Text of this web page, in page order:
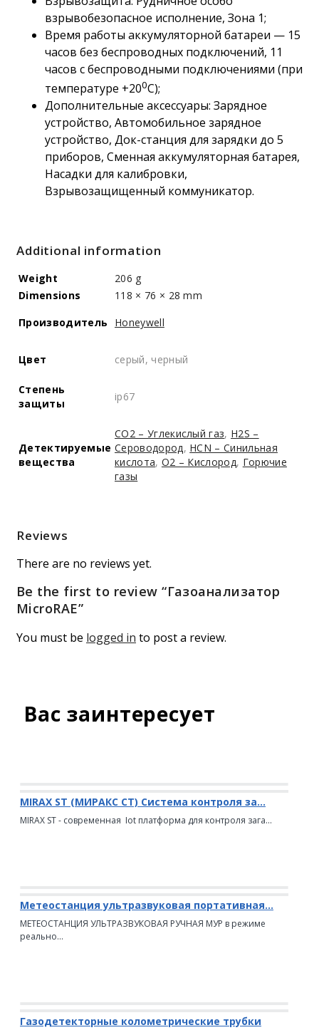
взрывобезопасное исполнение, Зона 1;
Время работы аккумуляторной батареи — 15
часов без беспроводных подключений, 11
часов с беспроводными подключениями (при
температуре +200С);
Дополнительные аксессуары: Зарядное
устройство, Автомобильное зарядное
устройство, Док-станция для зарядки до 5
приборов, Сменная аккумуляторная батарея,
Насадки для калибровки,
Взрывозащищенный коммуникатор.
Additional information
Weight
206 g
Dimensions
118 × 76 × 28 mm
Производитель
Honeywell
Цвет серый, черный
Степень
защиты
ip67
Детектируемые
вещества
CO2 – Углекислый газ, H2S –
Сероводород, HCN – Синильная
кислота, O2 – Кислород, Горючие
газы
Reviews
There are no reviews yet.
Be the first to review “Газоанализатор
MicroRAE”
You must be logged in to post a review.
Вас заинтересует
MIRAX ST (МИРАКС СТ) Система контроля за...
MIRAX ST - современная Iot платформа для контроля зага...
Метеостанция ультразвуковая портативная...
МЕТЕОСТАНЦИЯ УЛЬТРАЗВУКОВАЯ РУЧНАЯ МУР в режиме
реально...
Газодетекторные колометрические трубки